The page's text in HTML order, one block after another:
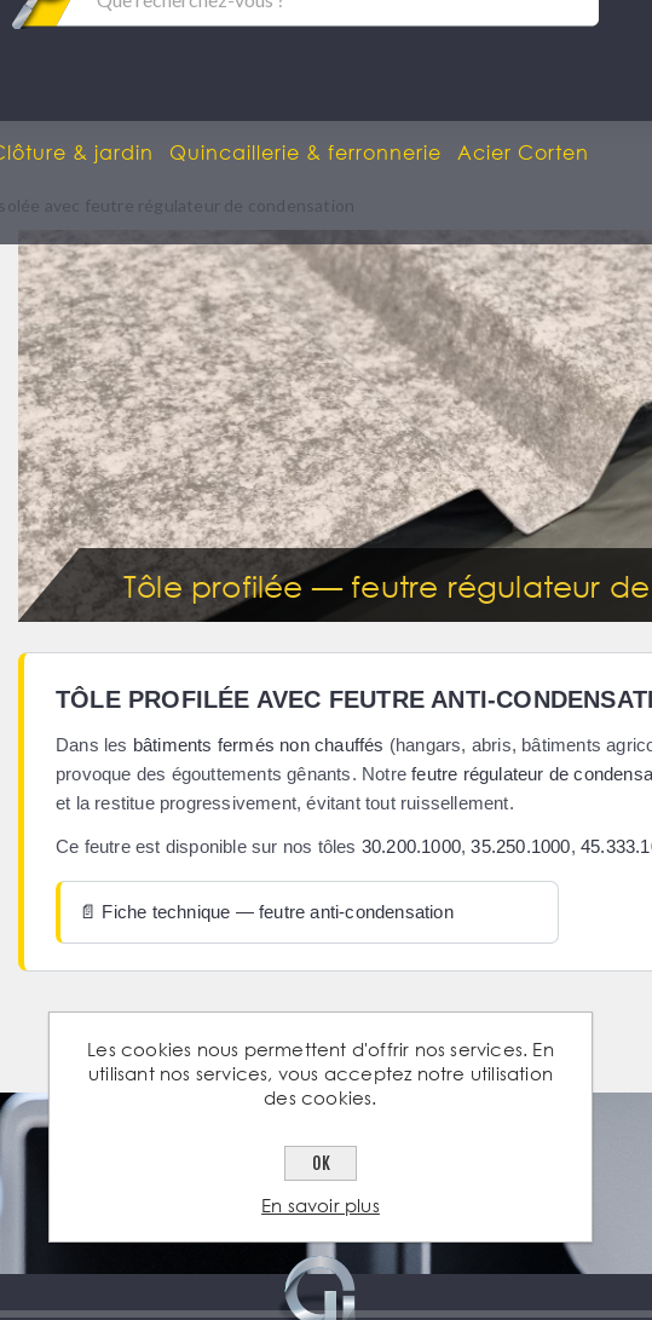
& jardin Quincaillerie & ferronnerie Acier Corten
avec feutre régulateur de condensation
Tôle profilée — feutre régulateur
TÔLE PROFILÉE AVEC FEUTRE ANTI-
Dans les bâtiments fermés non chauffés (hangars, abris, bâtiments
provoque des égouttements gênants. Notrefeutre régulateur de
et la restitue progressivement, évitant tout ruissellement.
Ce feutre est disponible sur nos tôles 30.200.1000,35.250.1000,
📄 Fiche technique — feutre anti-condensation
Les cookies nous permettent d'offrir nos services. En
utilisant nos services, vous acceptez notre utilisation
des cookies.
OK
En savoir plus